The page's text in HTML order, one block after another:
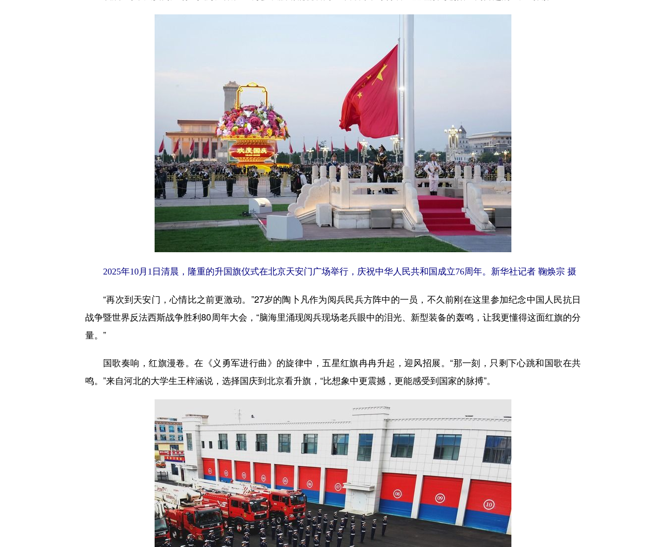
2025年10月1日清晨，隆重的升国旗仪式在北京天安门广场举行，庆祝中华人民共和国成立76周年。新华社记者 鞠焕宗 摄
“再次到天安门，心情比之前更激动。”27岁的陶卜凡作为阅兵民兵方阵中的一员，不久前刚在这里参加纪念中国人民抗日
战争暨世界反法西斯战争胜利80周年大会，“脑海里涌现阅兵现场老兵眼中的泪光、新型装备的轰鸣，让我更懂得这面红旗的分
量。”
国歌奏响，红旗漫卷。在《义勇军进行曲》的旋律中，五星红旗冉冉升起，迎风招展。“那一刻，只剩下心跳和国歌在共
鸣。”来自河北的大学生王梓涵说，选择国庆到北京看升旗，“比想象中更震撼，更能感受到国家的脉搏”。